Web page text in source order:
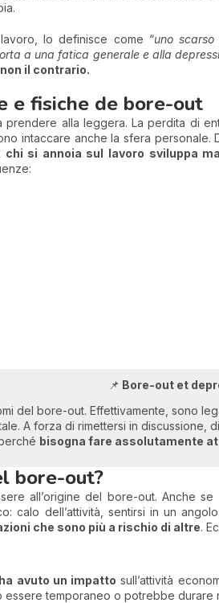
lo definisce come “uno
a una fatica generale e alla
il contrario.
e fisiche de bore-out
prendere alla leggera. La perdita di
intaccare anche la sfera
chi si annoia sul lavoro sviluppa
📌 Bore-out et
del bore-out. Effettivamente, sono
A forza di rimettersi in discussione,
bisogna fare assolutamente
bore-out?
all’origine del bore-out. Anche
calo dell’attività, sentirsi in un
che sono più a rischio di altre.
avuto un impatto sull’attività
essere temporaneo o potrebbe durare